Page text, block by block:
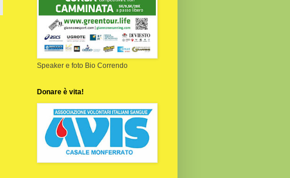
Speaker e foto Bio Correndo
Donare è vita!